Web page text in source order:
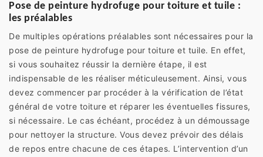
Pose de peinture hydrofuge pour toiture et tuile :
les préalables
De multiples opérations préalables sont nécessaires pour la
pose de peinture hydrofuge pour toiture et tuile. En effet,
si vous souhaitez réussir la dernière étape, il est
indispensable de les réaliser méticuleusement. Ainsi, vous
devez commencer par procéder à la vérification de l’état
général de votre toiture et réparer les éventuelles fissures,
si nécessaire. Le cas échéant, procédez à un démoussage
pour nettoyer la structure. Vous devez prévoir des délais
de repos entre chacune de ces étapes. L’intervention d’un